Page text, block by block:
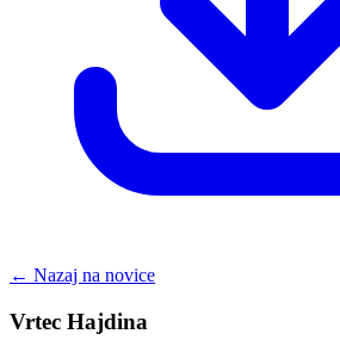
← Nazaj na novice
Vrtec Hajdina